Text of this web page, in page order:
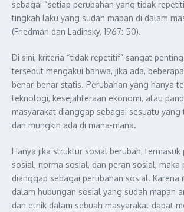
sebagai “setiap perubahan yang tidak
tingkah laku yang sudah mapan di dalam
(Friedman dan Ladinsky, 1967: 50).
Di sini, kriteria “tidak repetitif” sangat
tersebut mengakui bahwa, jika ada,
benar-benar statis. Perubahan yang hanya
teknologi, kesejahteraan ekonomi, atau
masyarakat dianggap sebagai sesuatu yang
dan mungkin ada di mana-mana.
Hanya jika struktur sosial berubah, termasuk
sosial, norma sosial, dan peran sosial, maka
dianggap sebagai perubahan sosial. Karena
dalam hubungan sosial yang sudah mapan
dan etnik dalam sebuah masyarakat dapat